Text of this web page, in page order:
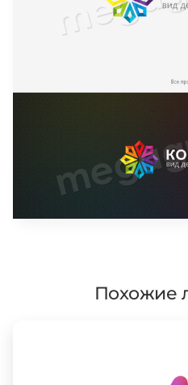
Похожие